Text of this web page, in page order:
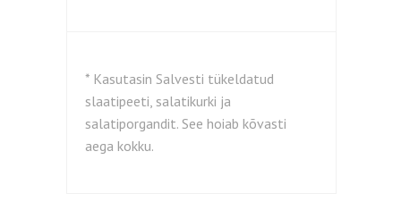
* Kasutasin Salvesti tükeldatud
slaatipeeti, salatikurki ja
salatiporgandit. See hoiab kõvasti
aega kokku.